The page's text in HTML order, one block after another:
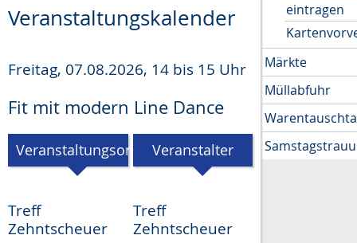
Veranstaltungskalender
Freitag, 07.08.2026, 14 bis 15 Uhr
Fit mit modern Line Dance
Veranstaltungsort
Treff
Zehntscheuer
Veranstalter
Treff
Zehntscheuer
eintragen
Märkte
Müllabfuhr